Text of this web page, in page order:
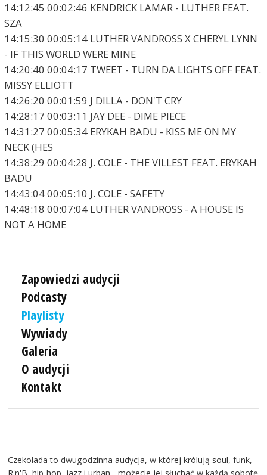
14:12:45 00:02:46 KENDRICK LAMAR - LUTHER FEAT.
SZA
14:15:30 00:05:14 LUTHER VANDROSS X CHERYL LYNN
- IF THIS WORLD WERE MINE
14:20:40 00:04:17 TWEET - TURN DA LIGHTS OFF FEAT.
MISSY ELLIOTT
14:26:20 00:01:59 J DILLA - DON'T CRY
14:28:17 00:03:11 JAY DEE - DIME PIECE
14:31:27 00:05:34 ERYKAH BADU - KISS ME ON MY
NECK (HES
14:38:29 00:04:28 J. COLE - THE VILLEST FEAT. ERYKAH
BADU
14:43:04 00:05:10 J. COLE - SAFETY
14:48:18 00:07:04 LUTHER VANDROSS - A HOUSE IS
NOT A HOME
Zapowiedzi audycji
Podcasty
Playlisty
Wywiady
Galeria
O audycji
Kontakt
Czekolada to dwugodzinna audycja, w której królują soul, funk,